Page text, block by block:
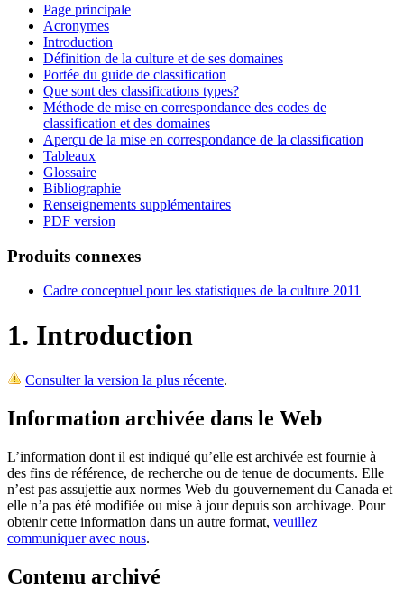
Page principale
Acronymes
Introduction
Définition de la culture et de ses domaines
Portée du guide de classification
Que sont des classifications types?
Méthode de mise en correspondance des codes de
classification et des domaines
Aperçu de la mise en correspondance de la classification
Tableaux
Glossaire
Bibliographie
Renseignements supplémentaires
PDF version
Produits connexes
Cadre conceptuel pour les statistiques de la culture 2011
1. Introduction
Consulter la version la plus récente.
Information archivée dans le Web
L’information dont il est indiqué qu’elle est archivée est fournie à
des fins de référence, de recherche ou de tenue de documents. Elle
n’est pas assujettie aux normes Web du gouvernement du Canada et
elle n’a pas été modifiée ou mise à jour depuis son archivage. Pour
obtenir cette information dans un autre format, veuillez
communiquer avec nous.
Contenu archivé